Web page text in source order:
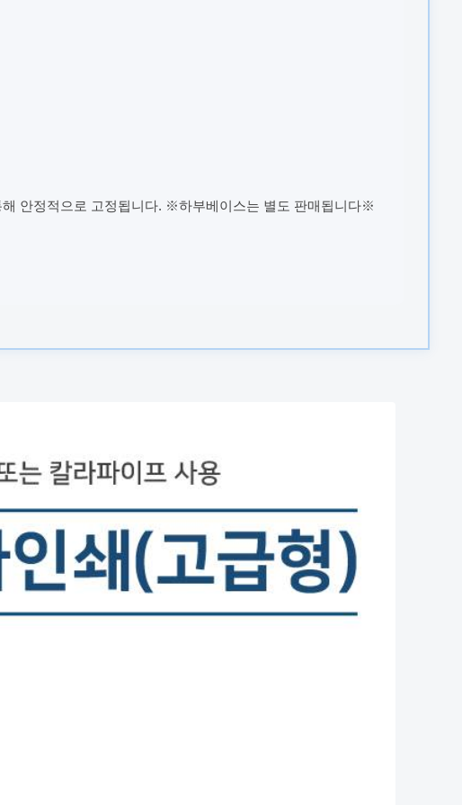
안정적으로 고정됩니다. ※하부베이스는 별도 판매됩니다※